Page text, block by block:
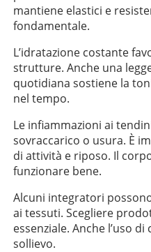
mantiene elastici e
fondamentale.
L’idratazione costante
strutture. Anche una
quotidiana sostiene la
nel tempo.
Le infiammazioni ai
sovraccarico o usura. È
di attività e riposo. Il
funzionare bene.
Alcuni integratori
ai tessuti. Scegliere
essenziale. Anche l’uso
sollievo.